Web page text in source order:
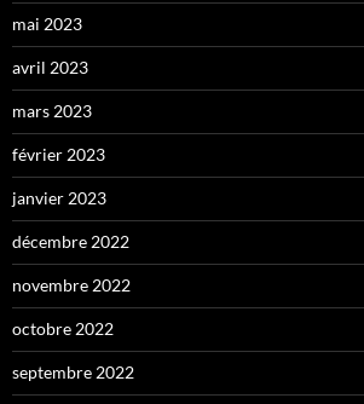
mai 2023
avril 2023
mars 2023
février 2023
janvier 2023
décembre 2022
novembre 2022
octobre 2022
septembre 2022